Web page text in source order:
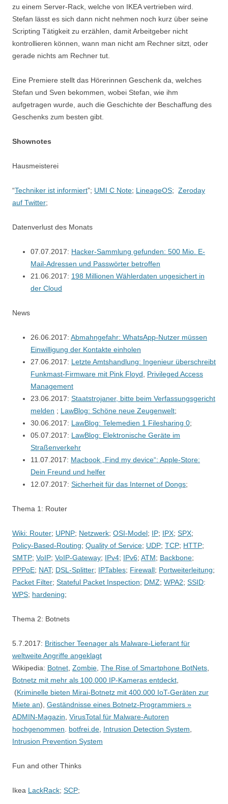
zu einem Server-Rack, welche von IKEA vertrieben wird.
Stefan lässt es sich dann nicht nehmen noch kurz über seine
Scripting Tätigkeit zu erzählen, damit Arbeitgeber nicht
kontrollieren können, wann man nicht am Rechner sitzt, oder
gerade nichts am Rechner tut.
Eine Premiere stellt das Hörerinnen Geschenk da, welches
Stefan und Sven bekommen, wobei Stefan, wie ihm
aufgetragen wurde, auch die Geschichte der Beschaffung des
Geschenks zum besten gibt.
Shownotes
Hausmeisterei
“Techniker ist informiert”; UMI C Note; LineageOS; Zeroday
auf Twitter;
Datenverlust des Monats
07.07.2017: Ha­cker-Samm­lung ge­fun­den: 500 Mio. E-
Mail-Adres­sen und Pass­wör­ter be­trof­fen
21.06.2017: 198 Millionen Wählerdaten ungesichert in
der Cloud
News
26.06.2017: Abmahngefahr: WhatsApp-Nutzer müssen
Einwilligung der Kontakte einholen
27.06.2017: Letzte Amtshandlung: Ingenieur überschreibt
Funkmast-Firmware mit Pink Floyd
Privileged Access
Management
23.06.2017: Staatstrojaner, bitte beim Verfassungsgericht
melden ; LawBlog: Schöne neue Zeugenwelt;
30.06.2017: LawBlog: Telemedien 1 Filesharing 0;
05.07.2017: LawBlog: Elektronische Geräte im
Straßenverkehr
11.07.2017: Macbook „Find my device“: Apple-Store:
Dein Freund und helfer
12.07.2017: Sicherheit für das Internet of Dongs;
Thema 1: Router
Wiki: Router; UPNP; Netzwerk; OSI-Model; IP; IPX; SPX;
Policy-Based-Routing; Quality of Service; UDP; TCP; HTTP;
SMTP; VoIP; VoIP-Gateway; IPv4; IPv6; ATM; Backbone;
PPPoE; NAT; DSL-Splitter; IPTables; Firewall; Portweiterleitung;
Packet Filter; Stateful Packet Inspection; DMZ; WPA2; SSID:
WPS; hardening;
Thema 2: Botnets
5.7.2017: Britischer Teenager als Malware-Lieferant für
weltweite Angriffe angeklagt
Wikipedia: Botnet Zombie The Rise of Smartphone BotNets
Botnetz mit mehr als 100.000 IP-Kameras entdeckt
(Kriminelle bieten Mirai-Botnetz mit 400.000 IoT-Geräten zur
Miete an), Geständnisse eines Botnetz-Programmiers »
ADMIN-Magazin VirusTotal für Malware-Autoren
hochgenommen
botfrei.de Intrusion Detection System
Intrusion Prevention System
Fun and other Thinks
Ikea LackRack; SCP;